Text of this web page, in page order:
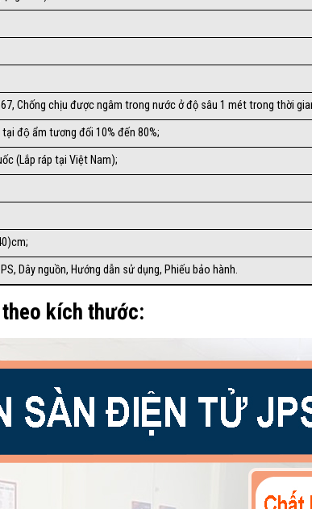
Chống chịu được ngâm trong nước ở độ sâu 1 mét trong thời
tại độ ẩm tương đối 10% đến 80%;
(Lắp ráp tại Việt Nam);
Dây nguồn, Hướng dẫn sử dụng, Phiếu bảo hành.
kích thước: